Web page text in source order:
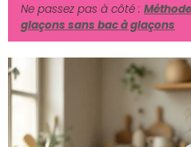
Ne passez pas à côté :
glaçons sans bac à glaçons